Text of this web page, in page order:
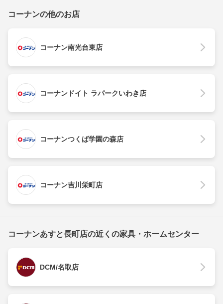
コーナンの他のお店
コーナン南光台東店
コーナンドイト ラパークいわき店
コーナンつくば学園の森店
コーナン吉川栄町店
コーナンあすと長町店の近くの家具・ホームセンター
DCM/名取店